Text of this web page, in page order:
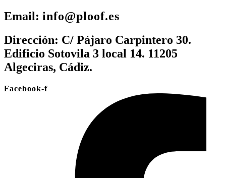
Email: info@ploof.es
Dirección: C/ Pájaro Carpintero 30.
Edificio Sotovila 3 local 14. 11205
Algeciras, Cádiz.
Facebook-f